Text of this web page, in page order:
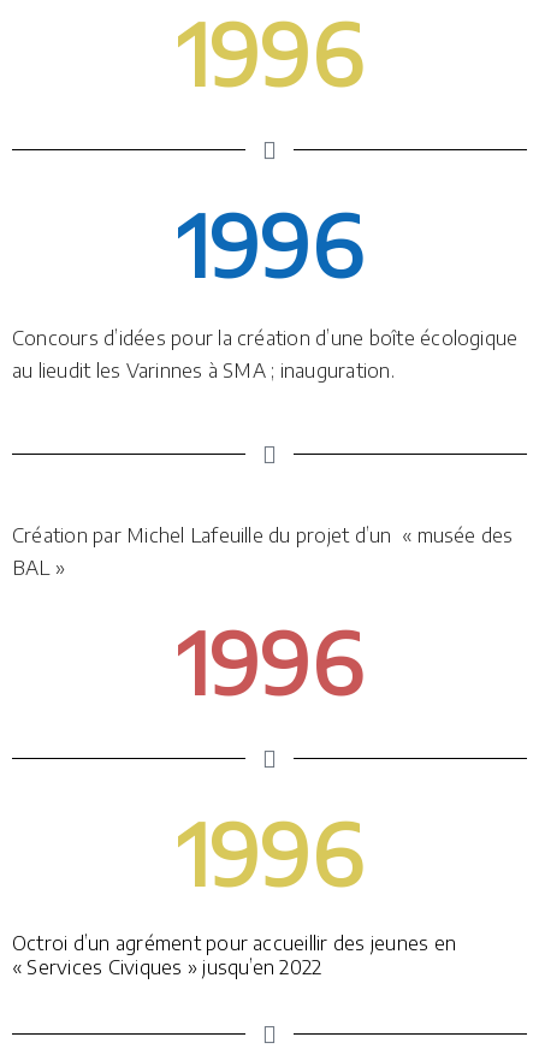
1996
1996
Concours d’idées pour la création d’une boîte écologique
au lieudit les Varinnes à SMA ; inauguration.
Création par Michel Lafeuille du projet d’un « musée des
BAL »
1996
1996
Octroi d’un agrément pour accueillir des jeunes en
« Services Civiques » jusqu’en 2022